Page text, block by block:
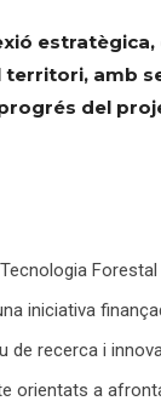
amb
del
iniciativa
de recerca i
orientats a